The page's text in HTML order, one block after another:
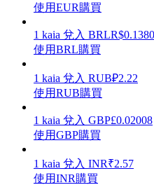
學習如何保持盈利
使用EUR購買
1 kaia 兌入 BRLR$
使用BRL購買
1 kaia 兌入 RUB₽2.22
使用RUB購買
1 kaia 兌入 GBP£0.02008
使用GBP購買
1 kaia 兌入 INR₹2.57
使用INR購買